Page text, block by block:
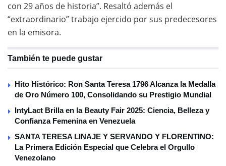
con 29 años de historia”. Resaltó además el
“extraordinario” trabajo ejercido por sus predecesores
en la emisora.
También te puede gustar
Hito Histórico: Ron Santa Teresa 1796 Alcanza la Medalla
de Oro Número 100, Consolidando su Prestigio Mundial
IntyLact Brilla en la Beauty Fair 2025: Ciencia, Belleza y
Confianza Femenina en Venezuela
SANTA TERESA LINAJE Y SERVANDO Y FLORENTINO:
La Primera Edición Especial que Celebra el Orgullo
Venezolano